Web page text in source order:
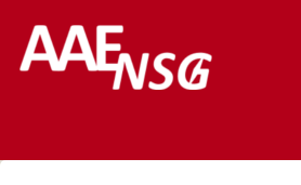
AAE-ENSG